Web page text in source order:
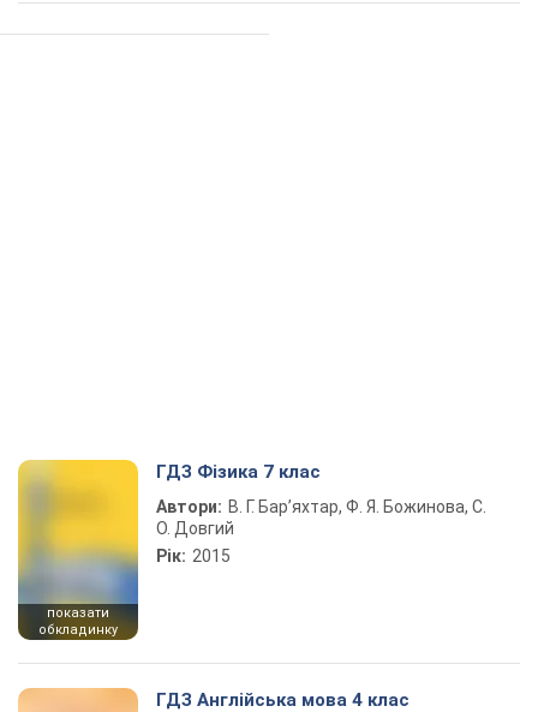
показати
обкладинку
ГДЗ Фізика 7 клас
Автори: В. Г. Бар’яхтар, Ф. Я. Божинова, С.
О. Довгий
Рік: 2015
ГДЗ Англійська мова 4 клас